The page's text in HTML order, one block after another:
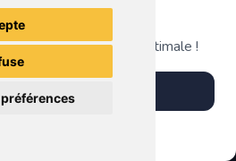
La Mystérieuse Librairie
du Geek
pour une expérience optimale !
l'app